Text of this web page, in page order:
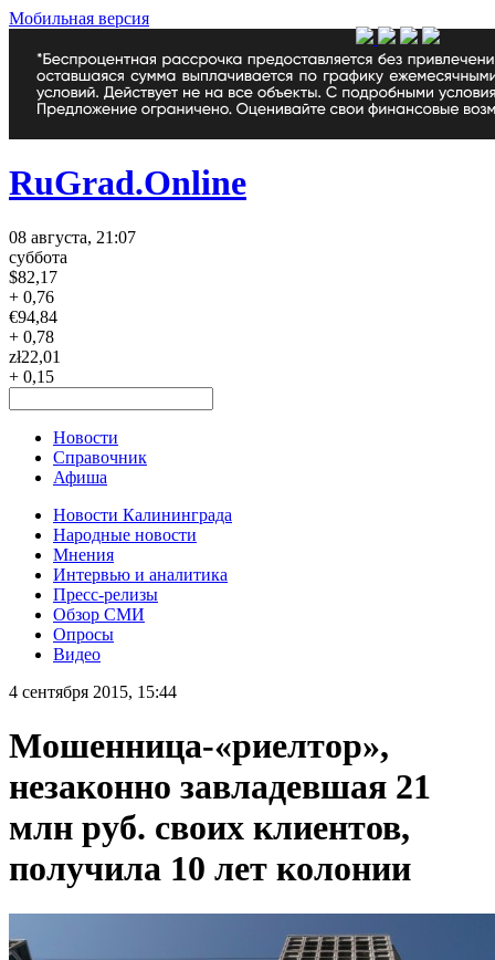
Мобильная версия
RuGrad.Online
08 августа, 21:07
суббота
$82,17
+ 0,76
€94,84
+ 0,78
zł22,01
+ 0,15
Новости
Справочник
Афиша
Новости Калининграда
Народные новости
Мнения
Интервью и аналитика
Пресс-релизы
Обзор СМИ
Опросы
Видео
4 сентября 2015, 15:44
Мошенница-«риелтор»,
незаконно завладевшая 21
млн руб. своих клиентов,
получила 10 лет колонии